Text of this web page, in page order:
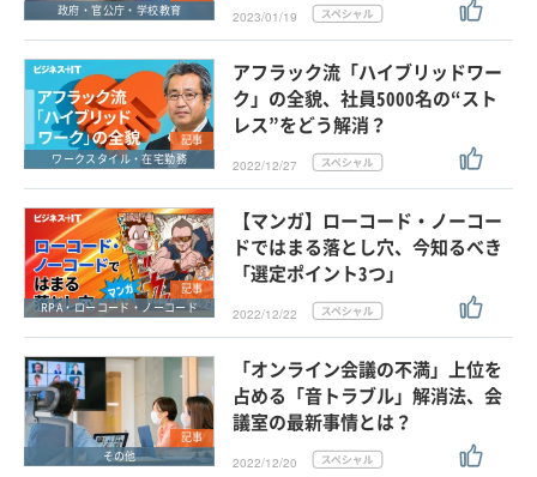
政府・官公庁・学校教育
2023/01/19
記事
ワークスタイル・在宅勤務
アフラック流「ハイブリッドワー
ク」の全貌、社員5000名の“スト
レス”をどう解消？
2022/12/27
記事
RPA・ローコード・ノーコード
【マンガ】ローコード・ノーコー
ドではまる落とし穴、今知るべき
「選定ポイント3つ」
2022/12/22
記事
その他
「オンライン会議の不満」上位を
占める「音トラブル」解消法、会
議室の最新事情とは？
2022/12/20